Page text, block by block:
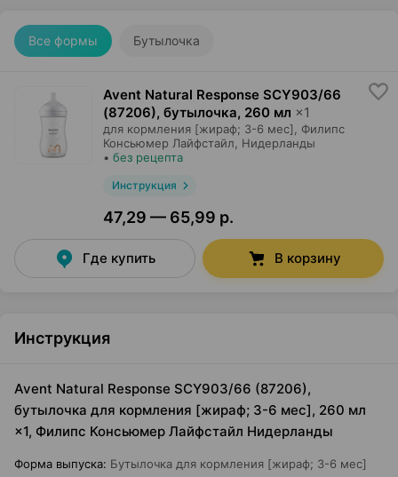
Все формы Бутылочка
Avent Natural Response SCY903/66
(87206), бутылочка, 260 мл ×1
для кормления [жираф; 3-6 мес],
Филипс
Консьюмер Лайфстайл , Нидерланды
• без рецепта
Инструкция
47,29 — 65,99 р.
Где купить В корзину
Инструкция
Avent Natural Response SCY903/66 (87206),
бутылочка для кормления [жираф; 3-6 мес], 260 мл
×1, Филипс Консьюмер Лайфстайл Нидерланды
Форма выпуска: Бутылочка для кормления [жираф; 3-6 мес]